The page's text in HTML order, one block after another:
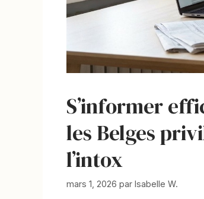
S’informer
les Belges
l’intox
mars 1, 2026 par Isabelle W.